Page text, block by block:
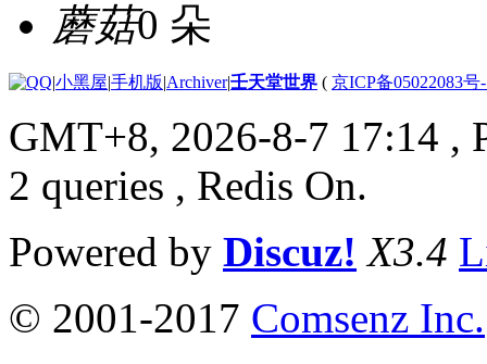
蘑菇0 朵
|小黑屋|手机版|Archiver|壬天堂世界 ( 京ICP备05022083号
GMT+8, 2026-8-7 17:14 ,
2 queries , Redis On.
Powered by Discuz! X3.4
© 2001-2017 Comsenz Inc.